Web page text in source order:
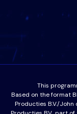
This
Based on the format
Producties B.V./